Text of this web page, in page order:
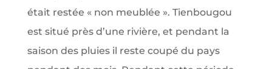
était restée « non meublée ». Tienbougou
est situé près d’une rivière, et pendant la
saison des pluies il reste coupé du pays